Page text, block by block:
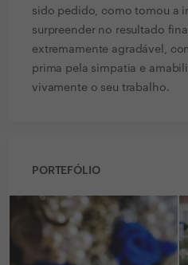
sido pedido, como tomou a
surpreender no resultado
extremamente agradável,
prima pela simpatia e
vivamente o seu trabalho.
PORTEFÓLIO